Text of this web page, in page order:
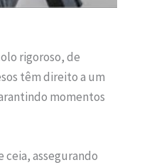
rigoroso, de
têm direito a um
momentos
ceia, assegurando